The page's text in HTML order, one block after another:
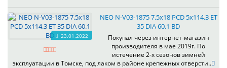
23.01.2022
NEO N-V03-1875 7.5x18 PCD 5x114.3 ET
35 DIA 60.1 BD
Покупал через интернет-магазин
производителя в мае 2019г. По
истечение 2-х сезонов зимней
эксплуатации в Томске, под лаком в районе крепежных отверсти..